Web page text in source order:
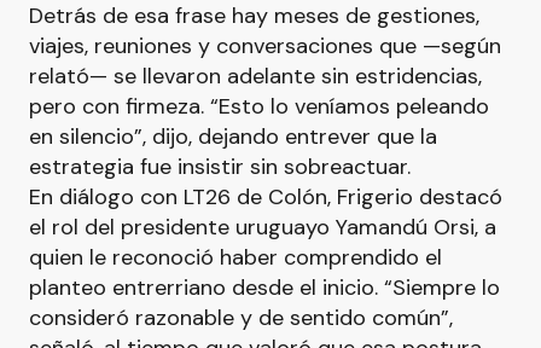
Detrás de esa frase hay meses de gestiones,
viajes, reuniones y conversaciones que —según
relató— se llevaron adelante sin estridencias,
pero con firmeza. “Esto lo veníamos peleando
en silencio”, dijo, dejando entrever que la
estrategia fue insistir sin sobreactuar.
En diálogo con LT26 de Colón, Frigerio destacó
el rol del presidente uruguayo Yamandú Orsi, a
quien le reconoció haber comprendido el
planteo entrerriano desde el inicio. “Siempre lo
consideró razonable y de sentido común”,